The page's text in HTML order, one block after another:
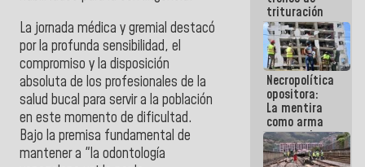
La jornada médica y gremial destacó
por la profunda sensibilidad, el
compromiso y la disposición
absoluta de los profesionales de la
salud bucal para servir a la población
en este momento de dificultad.
Bajo la premisa fundamental de
mantener a "la odontología
trituración
para
optimizar
manejo de
escombros
en La Guaira
Necropolítica
opositora:
La mentira
como arma
contra el
Pueblo